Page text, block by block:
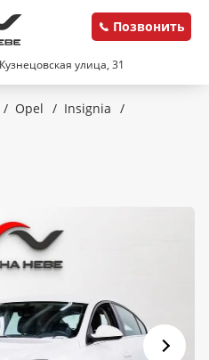
улица, 31
Позвонить
/ Opel / Insignia /